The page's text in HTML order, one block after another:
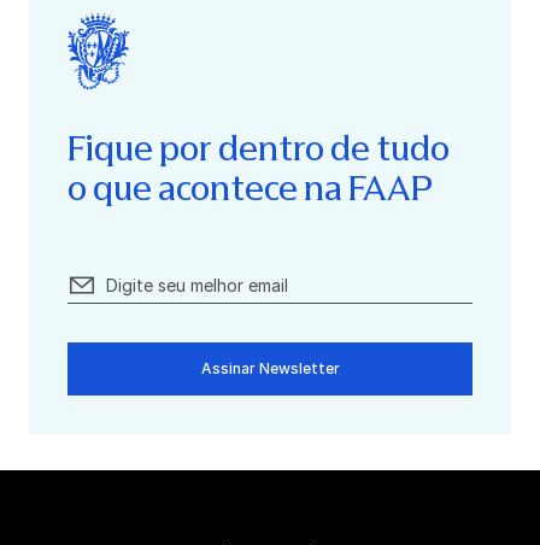
Fique por dentro de tudo
o que acontece na FAAP
Assinar Newsletter